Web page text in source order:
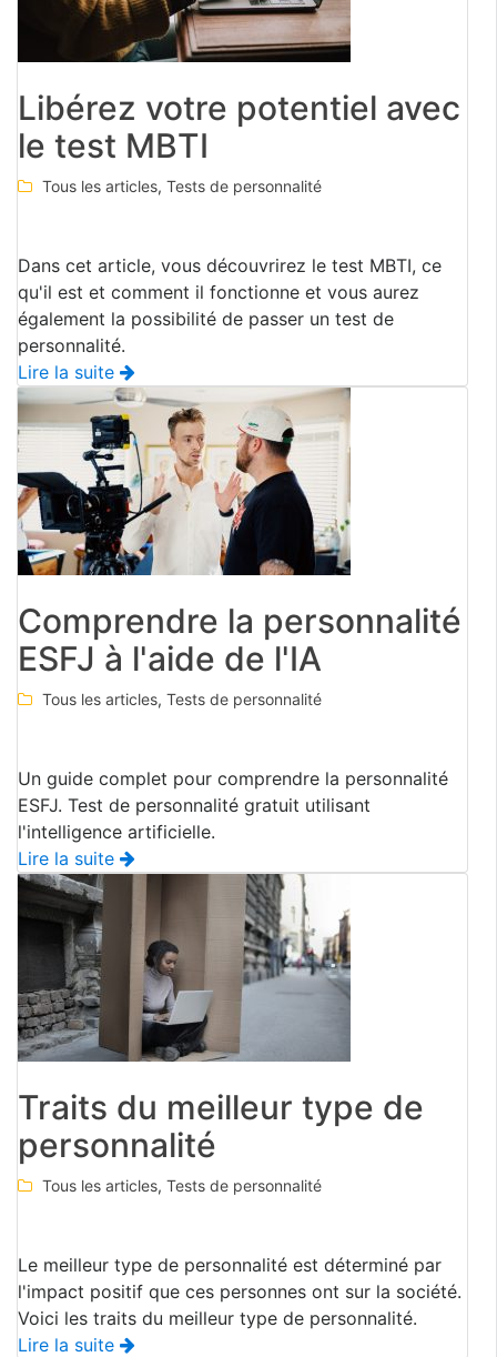
Libérez votre potentiel avec
le test MBTI
Tous les articles, Tests de personnalité
Dans cet article, vous découvrirez le test MBTI, ce
qu'il est et comment il fonctionne et vous aurez
également la possibilité de passer un test de
personnalité.
Lire la suite
Comprendre la personnalité
ESFJ à l'aide de l'IA
Tous les articles, Tests de personnalité
Un guide complet pour comprendre la personnalité
ESFJ. Test de personnalité gratuit utilisant
l'intelligence artificielle.
Lire la suite
Traits du meilleur type de
personnalité
Tous les articles, Tests de personnalité
Le meilleur type de personnalité est déterminé par
l'impact positif que ces personnes ont sur la société.
Voici les traits du meilleur type de personnalité.
Lire la suite